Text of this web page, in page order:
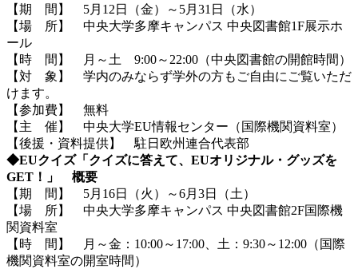
【期 間】 5月12日（金）～5月31日（水）
【場 所】 中央大学多摩キャンパス 中央図書館1F展示ホ
ール
【時 間】 月～土 9:00～22:00（中央図書館の開館時間）
【対 象】 学内のみならず学外の方もご自由にご覧いただ
けます。
【参加費】 無料
【主 催】 中央大学EU情報センター（国際機関資料室）
【後援・資料提供】 駐日欧州連合代表部
◆EUクイズ「クイズに答えて、EUオリジナル・グッズを
GET！」 概要
【期 間】 5月16日（火）～6月3日（土）
【場 所】 中央大学多摩キャンパス 中央図書館2F国際機
関資料室
【時 間】 月～金：10:00～17:00、土：9:30～12:00（国際
機関資料室の開室時間）